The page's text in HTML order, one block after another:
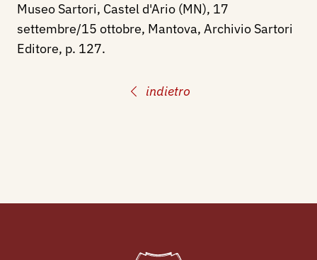
indietro
Museo Sartori, Castel d'Ario (MN), 17
settembre/15 ottobre, Mantova, Archivio Sartori
Editore, p. 127.